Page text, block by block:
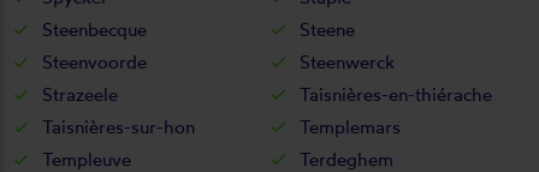
Steenbecque
Steene
Steenvoorde
Steenwerck
Strazeele
Taisnières-en-thiérache
Taisnières-sur-hon
Templemars
Templeuve
Terdeghem